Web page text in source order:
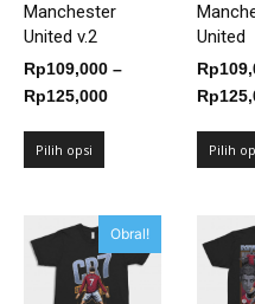
Manchester
United v.2
Rp109,000 –
Rp125,000Rentang
Pilih opsi
United
Rp
Rp
Pilih
Obral!